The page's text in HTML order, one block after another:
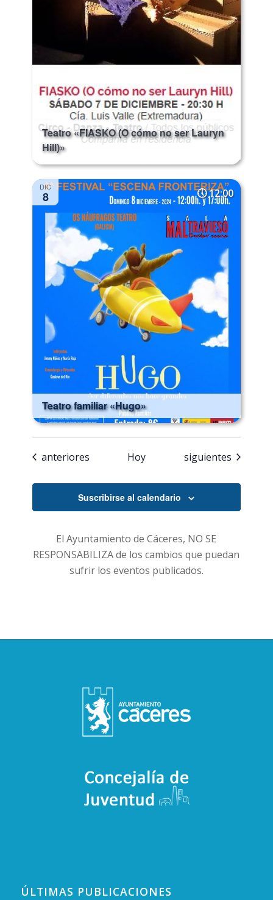
Teatro «FIASKO (O cómo no ser Lauryn
Hill)»
DIC
8 12:00
Teatro familiar «Hugo»
Eventos
anteriores Hoy Eventos
siguientes
Suscribirse al calendario
El Ayuntamiento de Cáceres, NO SE
RESPONSABILIZA de los cambios que puedan
sufrir los eventos publicados.
ÚLTIMAS PUBLICACIONES